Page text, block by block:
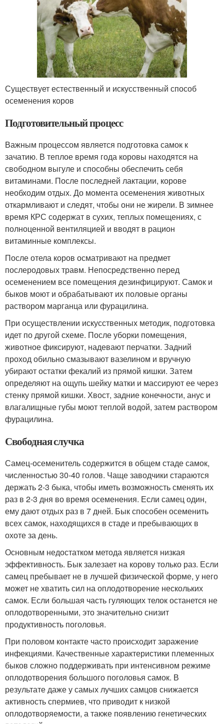
Существует естественный и искусственный способ
осеменения коров
Подготовительный процесс
Важным процессом является подготовка самок к
зачатию. В теплое время года коровы находятся на
свободном выгуле и способны обеспечить себя
витаминами. После последней лактации, корове
необходим отдых. До момента осеменения животных
откармливают и следят, чтобы они не жирели. В зимнее
время КРС содержат в сухих, теплых помещениях, с
полноценной вентиляцией и вводят в рацион
витаминные комплексы.
После отела коров осматривают на предмет
послеродовых травм. Непосредственно перед
осеменением все помещения дезинфицируют. Самок и
быков моют и обрабатывают их половые органы
раствором марганца или фурацилина.
При осуществлении искусственных методик, подготовка
идет по другой схеме. После уборки помещения,
животное фиксируют, надевают перчатки. Задний
проход обильно смазывают вазелином и вручную
убирают остатки фекалий из прямой кишки. Затем
определяют на ощупь шейку матки и массируют ее через
стенку прямой кишки. Хвост, задние конечности, анус и
влагалищные губы моют теплой водой, затем раствором
фурацилина.
Свободная случка
Самец-осеменитель содержится в общем стаде самок,
численностью 30-40 голов. Чаще заводчики стараются
держать 2-3 быка, чтобы иметь возможность сменять их
раз в 2-3 дня во время осеменения. Если самец один,
ему дают отдых раз в 7 дней. Бык способен осеменить
всех самок, находящихся в стаде и пребывающих в
охоте за день.
Основным недостатком метода является низкая
эффективность. Бык залезает на корову только раз. Если
самец пребывает не в лучшей физической форме, у него
может не хватить сил на оплодотворение нескольких
самок. Если большая часть гуляющих телок останется не
оплодотворенными, это значительно снизит
продуктивность поголовья.
При половом контакте часто происходит заражение
инфекциями. Качественные характеристики племенных
быков сложно поддерживать при интенсивном режиме
оплодотворения большого поголовья самок. В
результате даже у самых лучших самцов снижается
активность спермиев, что приводит к низкой
оплодотворяемости, а также появлению генетических